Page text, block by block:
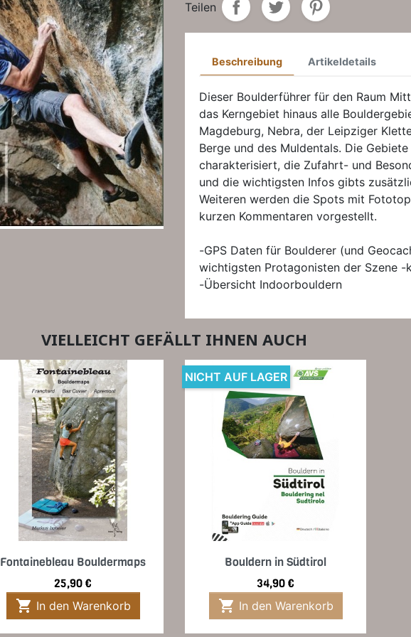
Teilen
Beschreibung Artikeldetails
Dieser Boulderführer für den Raum
das Kerngebiet hinaus alle
Magdeburg, Nebra, der Leipziger
Berge und des Muldentals. Die
charakterisiert, die Zufahrt- und
und die wichtigsten Infos gibts
Weiteren werden die Spots mit
kurzen Kommentaren vorgestellt.
-GPS Daten für Boulderer (und
wichtigsten Protagonisten der Szene -
-Übersicht Indoorbouldern
VIELLEICHT GEFÄLLT IHNEN AUCH
 Vorschau
Fontainebleau Bouldermaps
Preis
25,90 €
 In den Warenkorb
 Vorschau
Bouldern in Südtirol
Preis
34,90 €
 In den Warenkorb
NICHT AUF LAGER